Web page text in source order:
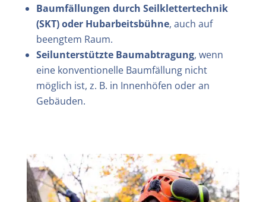
Baumfällungen durch Seilklettertechnik
(SKT) oder Hubarbeitsbühne, auch auf
beengtem Raum.
Seilunterstützte Baumabtragung, wenn
eine konventionelle Baumfällung nicht
möglich ist, z. B. in Innenhöfen oder an
Gebäuden.